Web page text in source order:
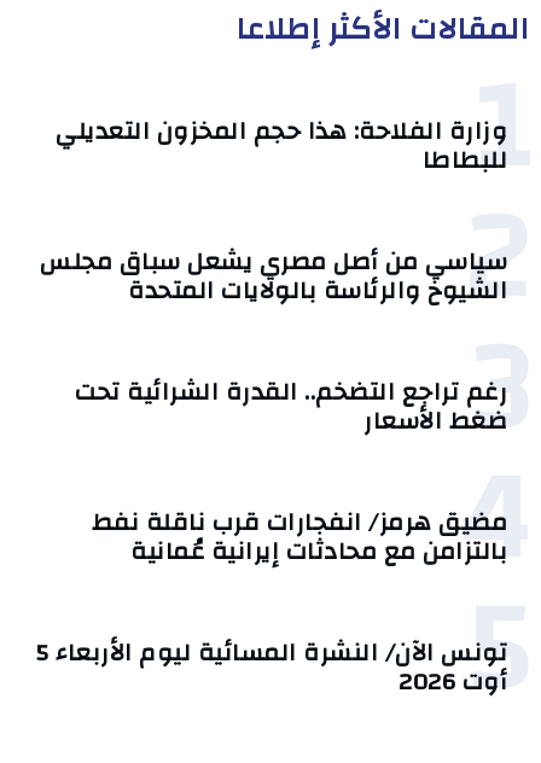
المقالات الأكثر إطلاعا
1
وزارة الفلاحة: هذا حجم المخزون التعديلي
للبطاطا
2
سياسي من أصل مصري يشعل سباق مجلس
الشيوخ والرئاسة بالولايات المتحدة
3
رغم تراجع التضخم.. القدرة الشرائية تحت
ضغط الأسعار
4
مضيق هرمز/ انفجارات قرب ناقلة نفط
بالتزامن مع محادثات إيرانية عُمانية
5 تونس الآن/ النشرة المسائية ليوم الأربعاء 5
أوت 2026